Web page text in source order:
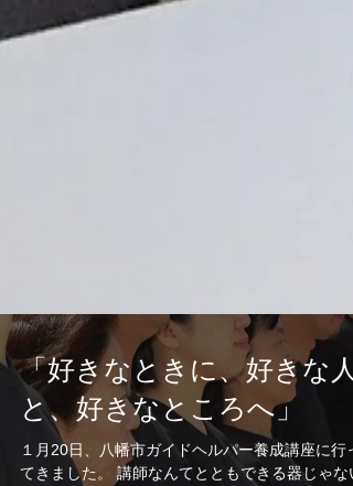
「好きなときに、好きな人
と、好きなところへ」